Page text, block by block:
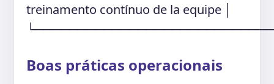
treinamento contínuo de la equipe │
Boas práticas operacionais